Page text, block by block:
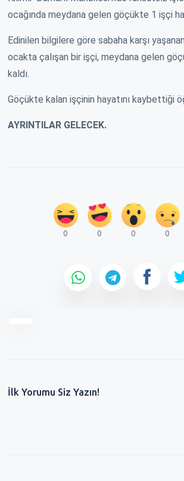
ocağında meydana gelen göçükte 1 işçi
Edinilen bilgilere göre sabaha karşı
ocakta çalışan bir işçi, meydana gelen
kaldı.
Göçükte kalan işçinin hayatını kaybettiği
AYRINTILAR GELECEK.
0 0 0 0
İlk Yorumu Siz Yazın!